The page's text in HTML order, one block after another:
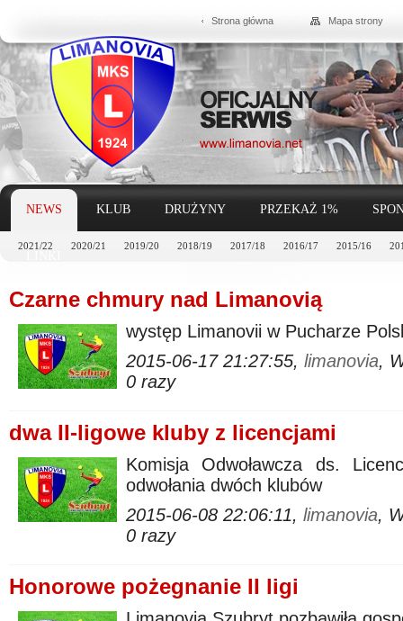
Strona główna Mapa strony
NEWS
2021/22 2020/21 2019/20 2018/19 2017/18 2016/17 2015/16
KLUB DRUŻYNY PRZEKAŻ 1%
Czarne chmury nad Limanovią
występ Limanovii w Pucharze
2015-06-17 21:27:55, limanovia,
0 razy
dwa II-ligowe kluby z licencjami
Komisja Odwoławcza ds.
odwołania dwóch klubów
2015-06-08 22:06:11, limanovia,
0 razy
Honorowe pożegnanie II ligi